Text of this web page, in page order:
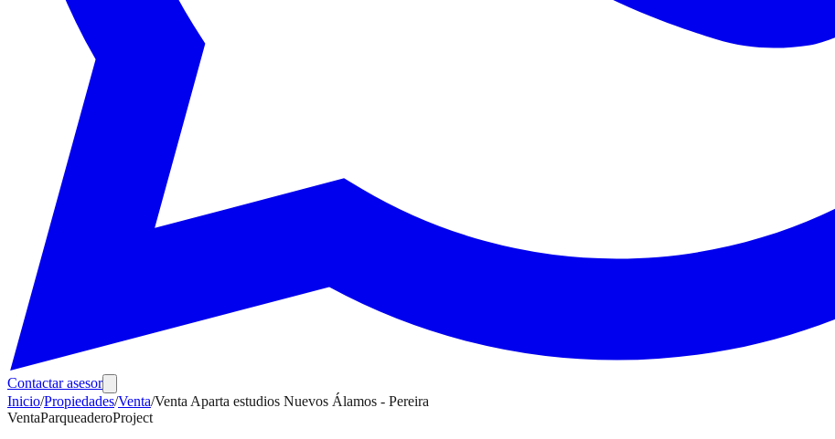
Contactar asesor
Inicio/Propiedades/Venta/Venta Aparta estudios Nuevos Álamos - Pereira
VentaParqueaderoProject